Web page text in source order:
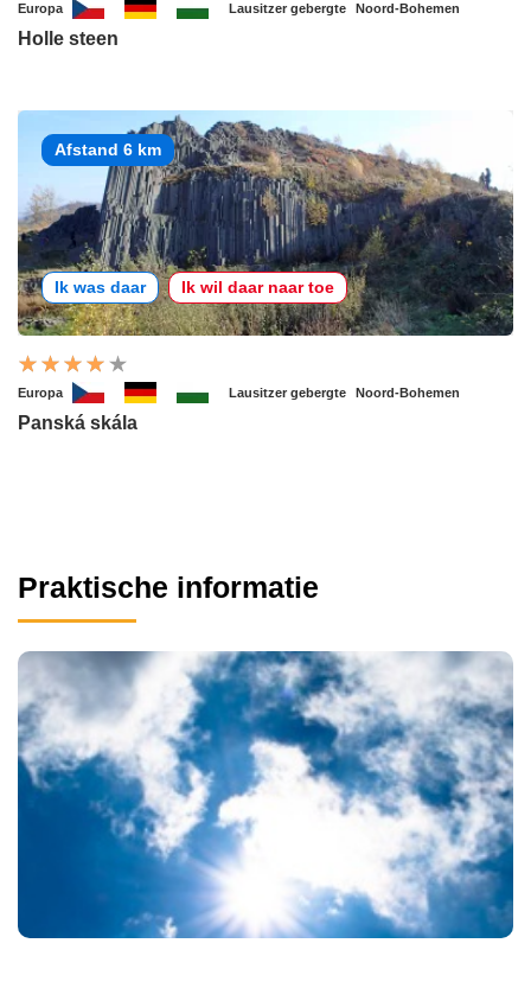
Europa Lausitzer gebergte Noord-Bohemen
Holle steen
Afstand 6 km
Ik was daar Ik wil daar naar toe
Europa Lausitzer gebergte Noord-Bohemen
Panská skála
Praktische informatie